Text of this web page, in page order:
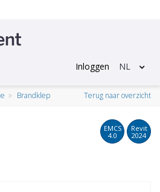
Inloggen NL
Brandklep Terug naar overzicht
EMCS
4.0
Revit
2024